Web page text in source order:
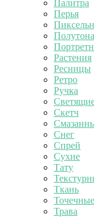
Палитра
Перья
Полутона
Растения
Ресницы
Ретро
Ручка
Скетч
Снег
Спрей
Сухие
Тату
Ткань
Точечные
Трава